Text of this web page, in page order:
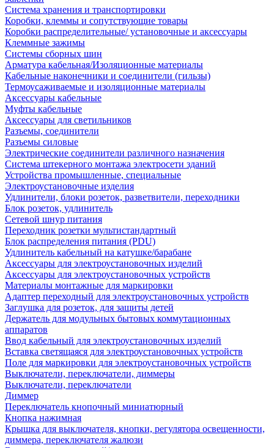
Система хранения и транспортировки
Коробки, клеммы и сопутствующие товары
Коробки распределительные/ установочные и аксессуары
Клеммные зажимы
Системы сборных шин
Арматура кабельная/Изоляционные материалы
Кабельные наконечники и соединители (гильзы)
Термоусаживаемые и изоляционные материалы
Аксессуары кабельные
Муфты кабельные
Аксессуары для светильников
Разъемы, соединители
Разъемы силовые
Электрические соединители различного назначения
Система штекерного монтажа электросети зданий
Устройства промышленные, специальные
Электроустановочные изделия
Удлинители, блоки розеток, разветвители, переходники
Блок розеток, удлинитель
Сетевой шнур питания
Переходник розетки мультистандартный
Блок распределения питания (PDU)
Удлинитель кабельный на катушке/барабане
Аксессуары для электроустановочных изделий
Аксессуары для электроустановочных устройств
Материалы монтажные для маркировки
Адаптер переходный для электроустановочных устройств
Заглушка для розеток, для защиты детей
Держатель для модульных бытовых коммутационных
аппаратов
Ввод кабельный для электроустановочных изделий
Вставка светящаяся для электроустановочных устройств
Поле для маркировки для электроустановочных устройств
Выключатели, переключатели, диммеры
Выключатели, переключатели
Диммер
Переключатель кнопочный миниатюрный
Кнопка нажимная
Крышка для выключателя, кнопки, регулятора освещенности,
диммера, переключателя жалюзи